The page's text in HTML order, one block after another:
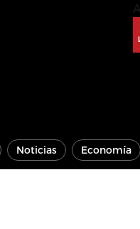
Noticias Economía